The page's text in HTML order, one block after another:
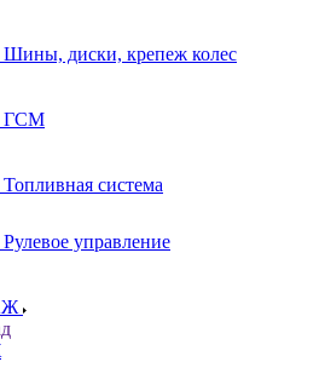
Шины, диски, крепеж колес
ГСМ
Топливная система
Рулевое управление